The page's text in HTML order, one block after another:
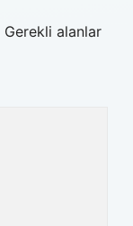
Gerekli alanlar